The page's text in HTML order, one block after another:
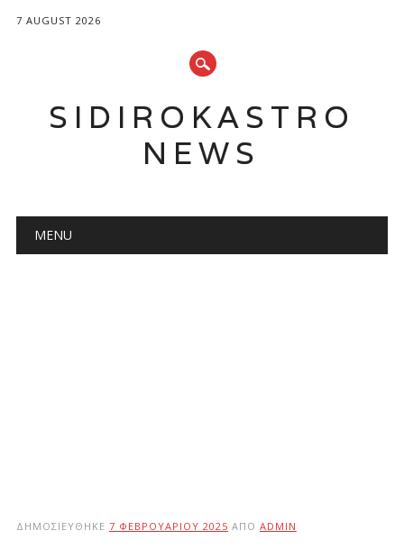
7 AUGUST 2026
SIDIROKASTRO
NEWS
Main menu
MENU
ΔΗΜΟΣΙΕΎΘΗΚΕ 7 ΦΕΒΡΟΥΑΡΊΟΥ 2025 ΑΠΌ ADMIN